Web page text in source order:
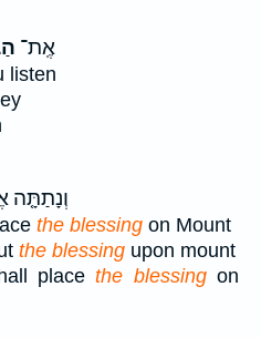
אֶֽת־
listen
וְנָתַתָּ֤ה
the blessing on Mount
the blessing upon mount
placethe blessingon